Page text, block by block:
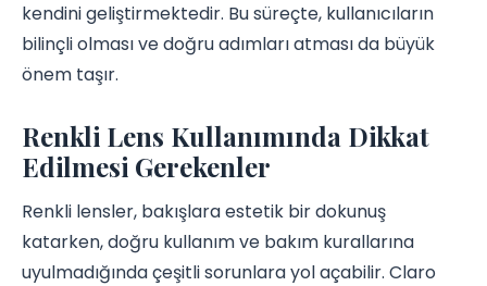
kendini geliştirmektedir. Bu süreçte, kullanıcıların
bilinçli olması ve doğru adımları atması da büyük
önem taşır.
Renkli Lens Kullanımında Dikkat
Edilmesi Gerekenler
Renkli lensler, bakışlara estetik bir dokunuş
katarken, doğru kullanım ve bakım kurallarına
uyulmadığında çeşitli sorunlara yol açabilir. Claro